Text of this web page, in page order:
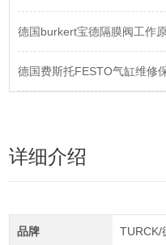
德国burkert宝德隔膜阀工作
德国费斯托FESTO气缸维修
详细介绍
品牌 TURCK/